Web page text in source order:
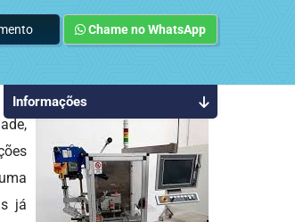
Chame no WhatsApp
já
Informações